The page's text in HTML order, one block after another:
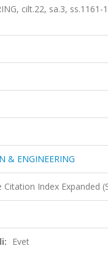
cilt.22, sa.3,
& ENGINEERING
Citation Index Expanded
Evet